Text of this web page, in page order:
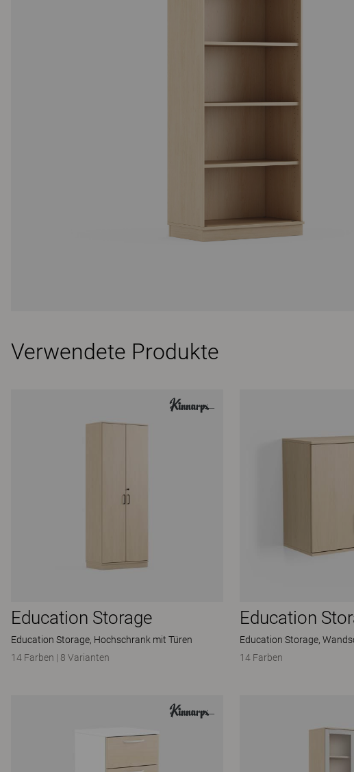
Verwendete Produkte
Education Storage
Education Storage, Hochschrank mit Türen
14 Farben | 8 Varianten
Education
Education Storage,
14 Farben